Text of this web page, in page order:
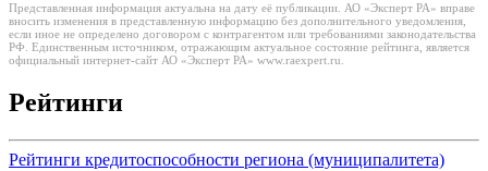
Представленная информация актуальна на дату её публикации. АО «Эксперт РА» вправе
вносить изменения в представленную информацию без дополнительного уведомления,
если иное не определено договором с контрагентом или требованиями законодательства
РФ. Единственным источником, отражающим актуальное состояние рейтинга, является
официальный интернет-сайт АО «Эксперт РА» www.raexpert.ru.
Рейтинги
Рейтинги кредитоспособности региона (муниципалитета)